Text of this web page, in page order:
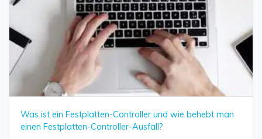
Was ist ein Festplatten-Controller und wie behebt man
einen Festplatten-Controller-Ausfall?